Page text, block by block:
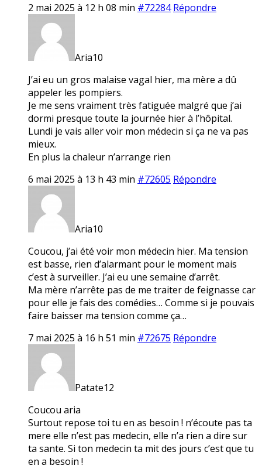
2 mai 2025 à 12 h 08 min #72284 Répondre
Aria10
J’ai eu un gros malaise vagal hier, ma mère a dû
appeler les pompiers.
Je me sens vraiment très fatiguée malgré que j’ai
dormi presque toute la journée hier à l’hôpital.
Lundi je vais aller voir mon médecin si ça ne va pas
mieux.
En plus la chaleur n’arrange rien
6 mai 2025 à 13 h 43 min #72605 Répondre
Aria10
Coucou, j’ai été voir mon médecin hier. Ma tension
est basse, rien d’alarmant pour le moment mais
c’est à surveiller. J’ai eu une semaine d’arrêt.
Ma mère n’arrête pas de me traiter de feignasse car
pour elle je fais des comédies… Comme si je pouvais
faire baisser ma tension comme ça…
7 mai 2025 à 16 h 51 min #72675 Répondre
Patate12
Coucou aria
Surtout repose toi tu en as besoin ! n’écoute pas ta
mere elle n’est pas medecin, elle n’a rien a dire sur
ta sante. Si ton medecin ta mit des jours c’est que tu
en a besoin !